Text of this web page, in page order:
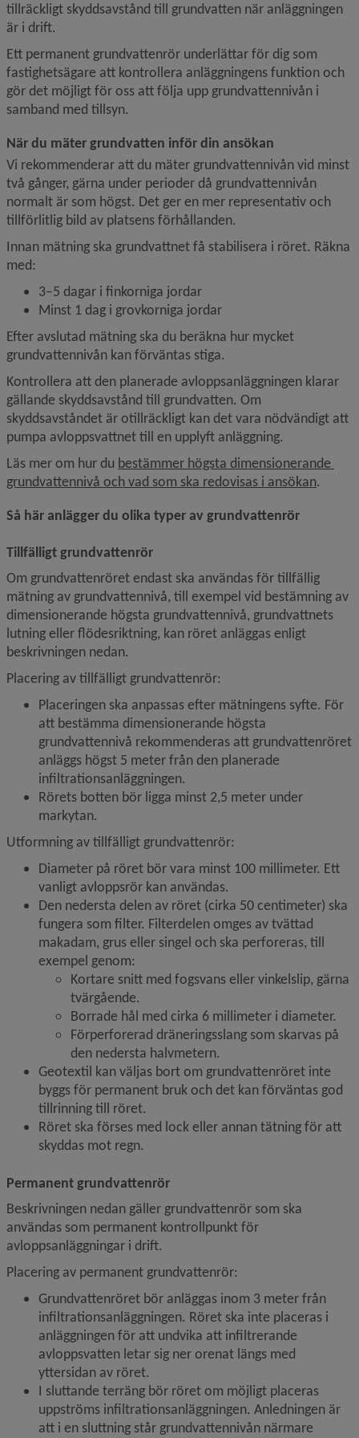
tillräckligt skyddsavstånd till grundvatten när anläggningen
är i drift.
Ett permanent grundvattenrör underlättar för dig som
fastighetsägare att kontrollera anläggningens funktion och
gör det möjligt för oss att följa upp grundvattennivån i
samband med tillsyn.
När du mäter grundvatten inför din ansökan
Vi rekommenderar att du mäter grundvattennivån vid minst
två gånger, gärna under perioder då grundvattennivån
normalt är som högst. Det ger en mer representativ och
tillförlitlig bild av platsens förhållanden.
Innan mätning ska grundvattnet få stabilisera i röret. Räkna
med:
3–5 dagar i finkorniga jordar
Minst 1 dag i grovkorniga jordar
Efter avslutad mätning ska du beräkna hur mycket
grundvattennivån kan förväntas stiga.
Kontrollera att den planerade avloppsanläggningen klarar
gällande skyddsavstånd till grundvatten. Om
skyddsavståndet är otillräckligt kan det vara nödvändigt att
pumpa avloppsvattnet till en upplyft anläggning.
Läs mer om hur du bestämmer högsta dimensionerande
grundvattennivå och vad som ska redovisas i ansökan.
Så här anlägger du olika typer av grundvattenrör
Tillfälligt grundvattenrör
Om grundvattenröret endast ska användas för tillfällig
mätning av grundvattennivå, till exempel vid bestämning av
dimensionerande högsta grundvattennivå, grundvattnets
lutning eller flödesriktning, kan röret anläggas enligt
beskrivningen nedan.
Placering av tillfälligt grundvattenrör:
Placeringen ska anpassas efter mätningens syfte. För
att bestämma dimensionerande högsta
grundvattennivå rekommenderas att grundvattenröret
anläggs högst 5 meter från den planerade
infiltrationsanläggningen.
Rörets botten bör ligga minst 2,5 meter under
markytan.
Utformning av tillfälligt grundvattenrör:
Diameter på röret bör vara minst 100 millimeter. Ett
vanligt avloppsrör kan användas.
Den nedersta delen av röret (cirka 50 centimeter) ska
fungera som filter. Filterdelen omges av tvättad
makadam, grus eller singel och ska perforeras, till
exempel genom:
Kortare snitt med fogsvans eller vinkelslip, gärna
tvärgående.
Borrade hål med cirka 6 millimeter i diameter.
Förperforerad dräneringsslang som skarvas på
den nedersta halvmetern.
Geotextil kan väljas bort om grundvattenröret inte
byggs för permanent bruk och det kan förväntas god
tillrinning till röret.
Röret ska förses med lock eller annan tätning för att
skyddas mot regn.
Permanent grundvattenrör
Beskrivningen nedan gäller grundvattenrör som ska
användas som permanent kontrollpunkt för
avloppsanläggningar i drift.
Placering av permanent grundvattenrör:
Grundvattenröret bör anläggas inom 3 meter från
infiltrationsanläggningen. Röret ska inte placeras i
anläggningen för att undvika att infiltrerande
avloppsvatten letar sig ner orenat längs med
yttersidan av röret.
I sluttande terräng bör röret om möjligt placeras
uppströms infiltrationsanläggningen. Anledningen är
att i en sluttning står grundvattennivån närmare